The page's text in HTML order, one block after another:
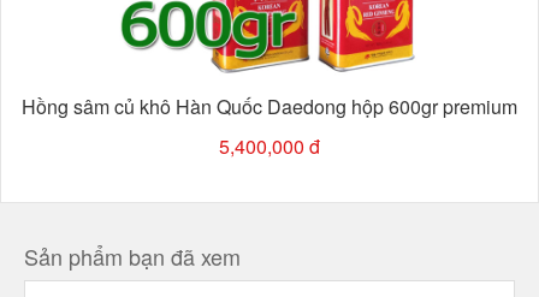
Hồng sâm củ khô Hàn Quốc Daedong hộp 600gr premium
5,400,000 đ
Sản phẩm bạn đã xem